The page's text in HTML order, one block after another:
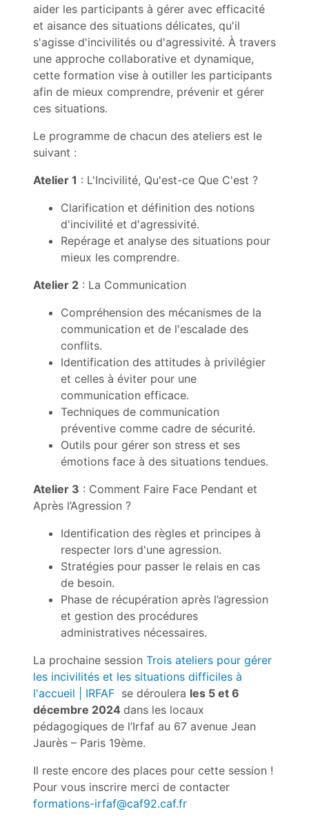
aider les participants à gérer avec efficacité
et aisance des situations délicates, qu'il
s'agisse d'incivilités ou d'agressivité. À travers
une approche collaborative et dynamique,
cette formation vise à outiller les participants
afin de mieux comprendre, prévenir et gérer
ces situations.
Le programme de chacun des ateliers est le
suivant :
Atelier 1 : L'Incivilité, Qu'est-ce Que C'est ?
Clarification et définition des notions
d'incivilité et d'agressivité.
Repérage et analyse des situations pour
mieux les comprendre.
Atelier 2 : La Communication
Compréhension des mécanismes de la
communication et de l'escalade des
conflits.
Identification des attitudes à privilégier
et celles à éviter pour une
communication efficace.
Techniques de communication
préventive comme cadre de sécurité.
Outils pour gérer son stress et ses
émotions face à des situations tendues.
Atelier 3 : Comment Faire Face Pendant et
Après l’Agression ?
Identification des règles et principes à
respecter lors d'une agression.
Stratégies pour passer le relais en cas
de besoin.
Phase de récupération après l’agression
et gestion des procédures
administratives nécessaires.
La prochaine session Trois ateliers pour gérer
les incivilités et les situations difficiles à
l'accueil | IRFAF se déroulera les 5 et 6
décembre 2024 dans les locaux
pédagogiques de l’Irfaf au 67 avenue Jean
Jaurès – Paris 19ème.
Il reste encore des places pour cette session !
Pour vous inscrire merci de contacter
formations-irfaf@caf92.caf.fr